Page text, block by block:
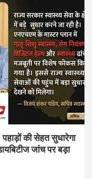
की सेहत सुधारेगा
जांच पर बड़ा